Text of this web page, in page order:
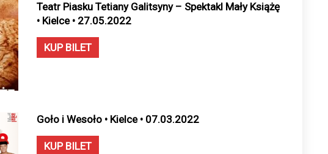
Teatr Piasku Tetiany Galitsyny – Spektakl Mały Książę
• Kielce • 27.05.2022
KUP BILET
Goło i Wesoło • Kielce • 07.03.2022
KUP BILET